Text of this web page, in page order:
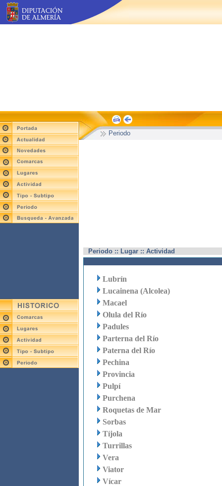
Periodo
Periodo :: Lugar :: Actividad
Lubrín
Lucainena (Alcolea)
Macael
Olula del Río
Padules
Parterna del Río
Paterna del Río
Pechina
Provincia
Pulpí
Purchena
Roquetas de Mar
Sorbas
Tíjola
Turrillas
Vera
Viator
Vícar